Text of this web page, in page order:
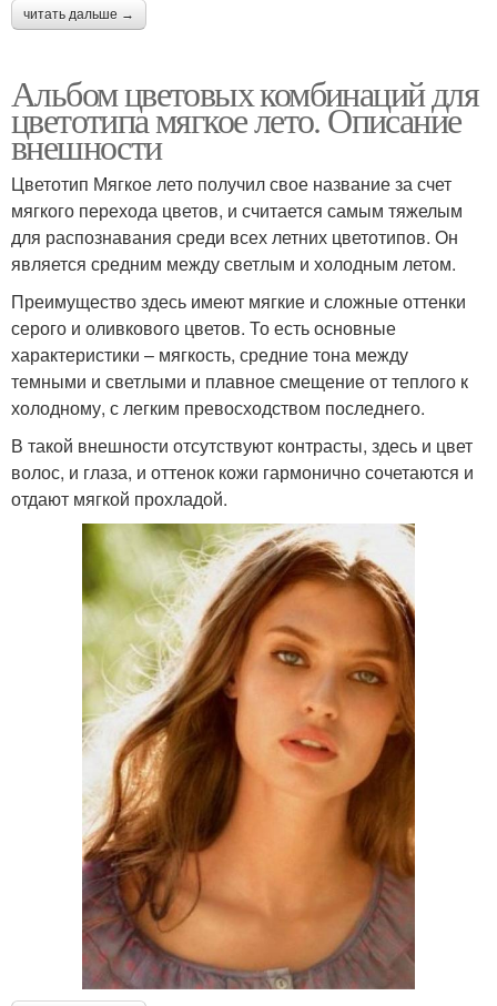
читать дальше →
Альбом цветовых комбинаций для
цветотипа мягкое лето. Описание
внешности
Цветотип Мягкое лето получил свое название за счет
мягкого перехода цветов, и считается самым тяжелым
для распознавания среди всех летних цветотипов. Он
является средним между светлым и холодным летом.
Преимущество здесь имеют мягкие и сложные оттенки
серого и оливкового цветов. То есть основные
характеристики – мягкость, средние тона между
темными и светлыми и плавное смещение от теплого к
холодному, с легким превосходством последнего.
В такой внешности отсутствуют контрасты, здесь и цвет
волос, и глаза, и оттенок кожи гармонично сочетаются и
отдают мягкой прохладой.